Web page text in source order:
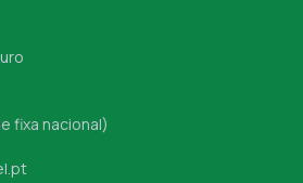
fixa nacional)